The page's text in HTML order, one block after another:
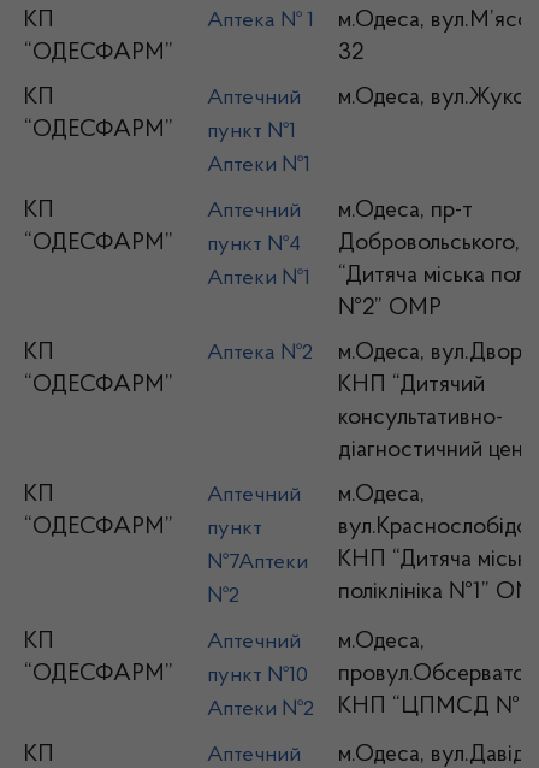
КП
“ОДЕСФАРМ”
Аптека № 1
м.Одеса,
32
КП
“ОДЕСФАРМ”
Аптечний
пункт №1
Аптеки №1
м.Одеса,
КП
“ОДЕСФАРМ”
Аптечний
пункт №4
Аптеки №1
м.Одеса, пр-т
Добровольського,
“Дитяча міська
№2” ОМР
КП
“ОДЕСФАРМ”
Аптека №2
м.Одеса,
КНП “Дитячий
консультативно-
діагностичний
КП
“ОДЕСФАРМ”
Аптечний
пункт
№7Аптеки
№2
м.Одеса,
КНП “Дитяча міська
поліклініка №1”
КП
“ОДЕСФАРМ”
Аптечний
пункт №10
Аптеки №2
м.Одеса,
КНП “ЦПМСД
КП
Аптечний
м.Одеса, вул.Давіда